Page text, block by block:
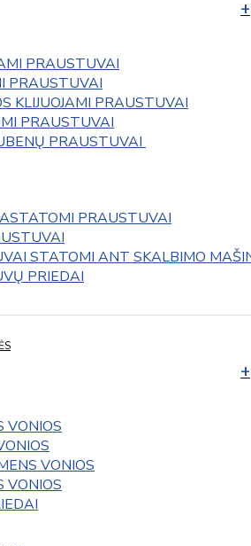
PRAUSTUVAI
PRAUSTUVAI
KLIJUOJAMI PRAUSTUVAI
PRAUSTUVAI
PRAUSTUVAI
PRAUSTUVAI
STATOMI ANT SKALBIMO
PRIEDAI
VONIOS
VONIOS
VONIOS